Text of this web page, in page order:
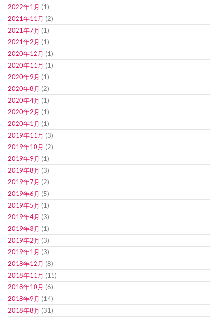
2022年1月 (1)
2021年11月 (2)
2021年7月 (1)
2021年2月 (1)
2020年12月 (1)
2020年11月 (1)
2020年9月 (1)
2020年8月 (2)
2020年4月 (1)
2020年2月 (1)
2020年1月 (1)
2019年11月 (3)
2019年10月 (2)
2019年9月 (1)
2019年8月 (3)
2019年7月 (2)
2019年6月 (5)
2019年5月 (1)
2019年4月 (3)
2019年3月 (1)
2019年2月 (3)
2019年1月 (3)
2018年12月 (8)
2018年11月 (15)
2018年10月 (6)
2018年9月 (14)
2018年8月 (31)